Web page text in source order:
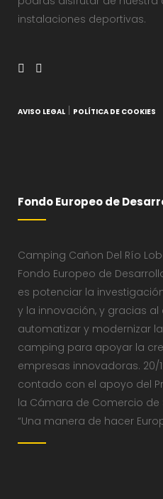
instalaciones deportivas.
AVISO LEGAL POLÍTICA DE COOKIES
Fondo Europeo de
Camping Cañon Del Río
Fondo Europeo de
es potenciar la
y la innovación, y gracias
automatizar y modernizar
camping para apoyar la
empresas innovadoras. 20/
contado con el apoyo del
la Cámara de Comercio de
“Una manera de hacer